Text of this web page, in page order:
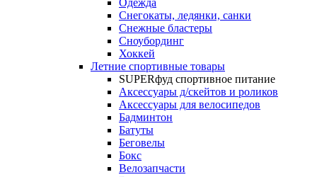
Одежда
Снегокаты, ледянки, санки
Снежные бластеры
Сноубординг
Хоккей
Летние спортивные товары
SUPERфуд спортивное питание
Аксессуары д/скейтов и роликов
Аксессуары для велосипедов
Бадминтон
Батуты
Беговелы
Бокс
Велозапчасти